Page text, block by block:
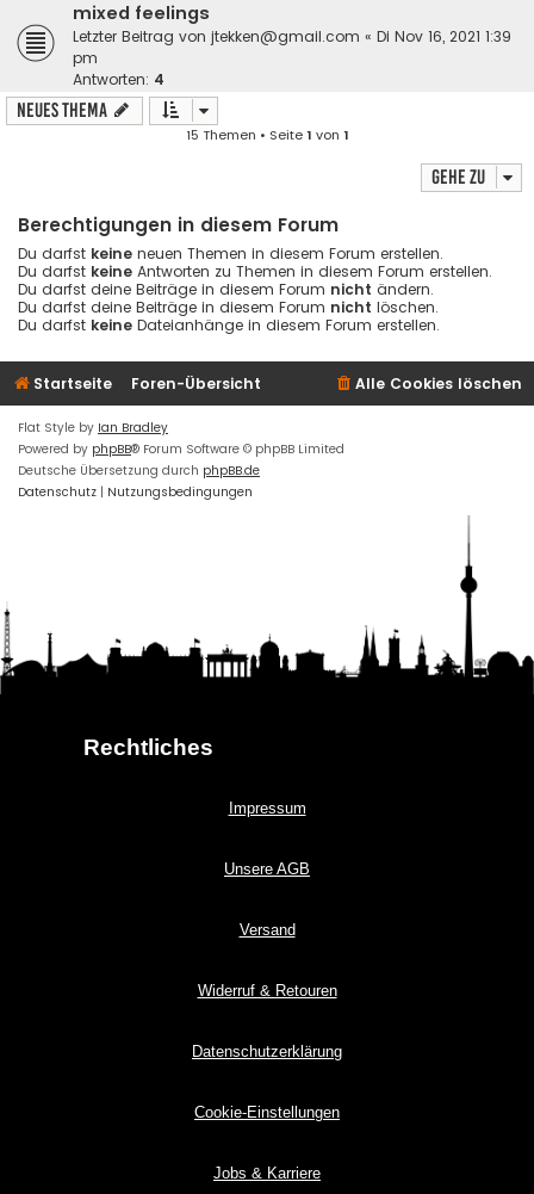
mixed feelings
Letzter Beitrag von jtekken@gmail.com « Di Nov 16, 2021 1:39
pm
Antworten: 4
Neues Thema
15 Themen • Seite1 von 1
Gehe zu
Berechtigungen in diesem Forum
Du darfst keine neuen Themen in diesem Forum erstellen.
Du darfst keine Antworten zu Themen in diesem Forum erstellen.
Du darfst deine Beiträge in diesem Forum nicht ändern.
Du darfst deine Beiträge in diesem Forum nicht löschen.
Du darfst keine Dateianhänge in diesem Forum erstellen.
Startseite Foren-Übersicht Alle Cookies löschen
Flat Style by Ian Bradley
Powered by phpBB® Forum Software © phpBB Limited
Deutsche Übersetzung durch phpBB.de
Datenschutz | Nutzungsbedingungen
Rechtliches
Impressum
Unsere AGB
Versand
Widerruf & Retouren
Datenschutzerklärung
Cookie-Einstellungen
Jobs & Karriere